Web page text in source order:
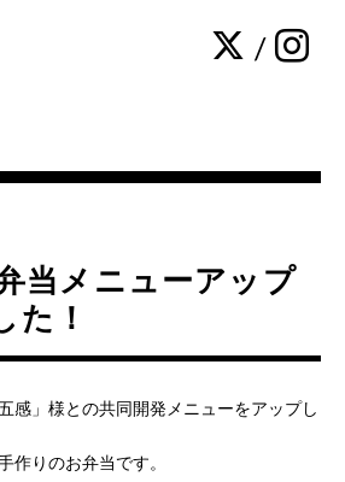
/
当メニューアップ
た！
感」様との共同開発メニューをアップし
作りのお弁当です。